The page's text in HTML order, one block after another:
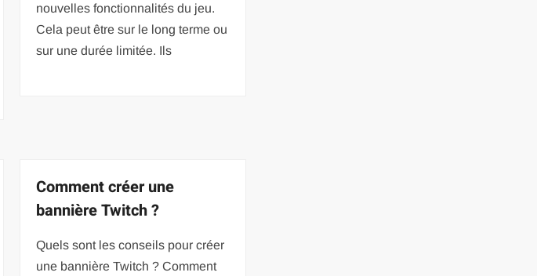
nouvelles fonctionnalités du jeu.
Cela peut être sur le long terme ou
sur une durée limitée. Ils
Comment créer une
bannière Twitch ?
Quels sont les conseils pour créer
une bannière Twitch ? Comment